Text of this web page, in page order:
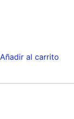
Añadir al carrito